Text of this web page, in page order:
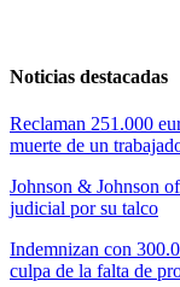
Noticias destacadas
Reclaman 251.000
muerte de un
Johnson & Johnson
judicial por su talco
Indemnizan con
culpa de la falta de